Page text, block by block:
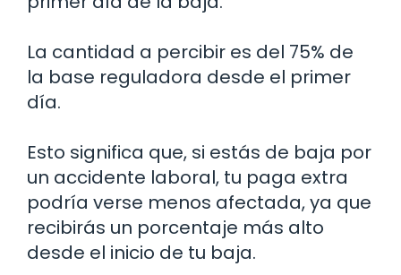
La cantidad a percibir es del 75% de
la base reguladora desde el primer
día.
Esto significa que, si estás de baja por
un accidente laboral, tu paga extra
podría verse menos afectada, ya que
recibirás un porcentaje más alto
desde el inicio de tu baja.